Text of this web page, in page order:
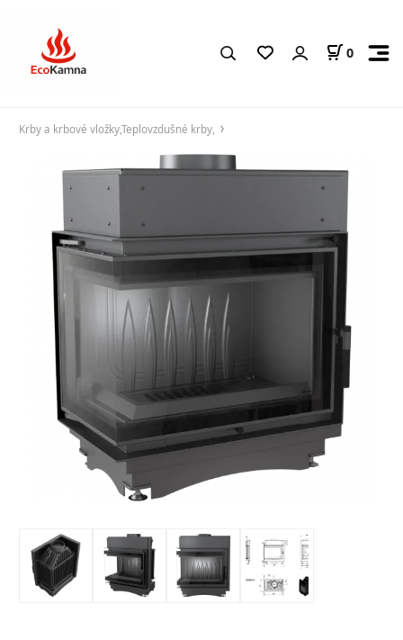
0
Krby a krbové vložky,Teplovzdušné krby,